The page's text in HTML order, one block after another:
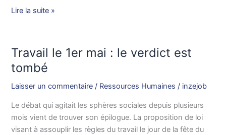
RH
Lire la suite »
Travail le 1er mai : le verdict est
tombé
Laisser un commentaire / Ressources Humaines / inzejob
Le débat qui agitait les sphères sociales depuis plusieurs
mois vient de trouver son épilogue. La proposition de loi
visant à assouplir les règles du travail le jour de la fête du
Travail
le
1er
mai